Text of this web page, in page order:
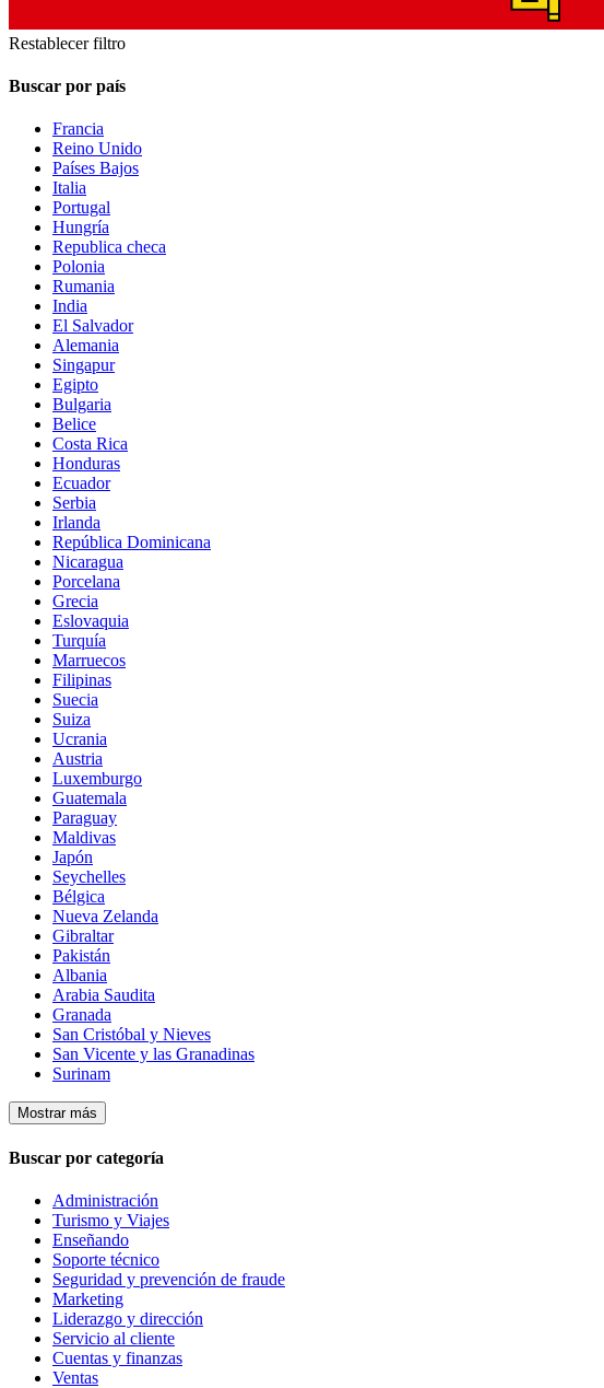
Restablecer filtro
Buscar por país
Francia
Reino Unido
Países Bajos
Italia
Portugal
Hungría
Republica checa
Polonia
Rumania
India
El Salvador
Alemania
Singapur
Egipto
Bulgaria
Belice
Costa Rica
Honduras
Ecuador
Serbia
Irlanda
República Dominicana
Nicaragua
Porcelana
Grecia
Eslovaquia
Turquía
Marruecos
Filipinas
Suecia
Suiza
Ucrania
Austria
Luxemburgo
Guatemala
Paraguay
Maldivas
Japón
Seychelles
Bélgica
Nueva Zelanda
Gibraltar
Pakistán
Albania
Arabia Saudita
Granada
San Cristóbal y Nieves
San Vicente y las Granadinas
Surinam
Mostrar más
Buscar por categoría
Administración
Turismo y Viajes
Enseñando
Soporte técnico
Seguridad y prevención de fraude
Marketing
Liderazgo y dirección
Servicio al cliente
Cuentas y finanzas
Ventas